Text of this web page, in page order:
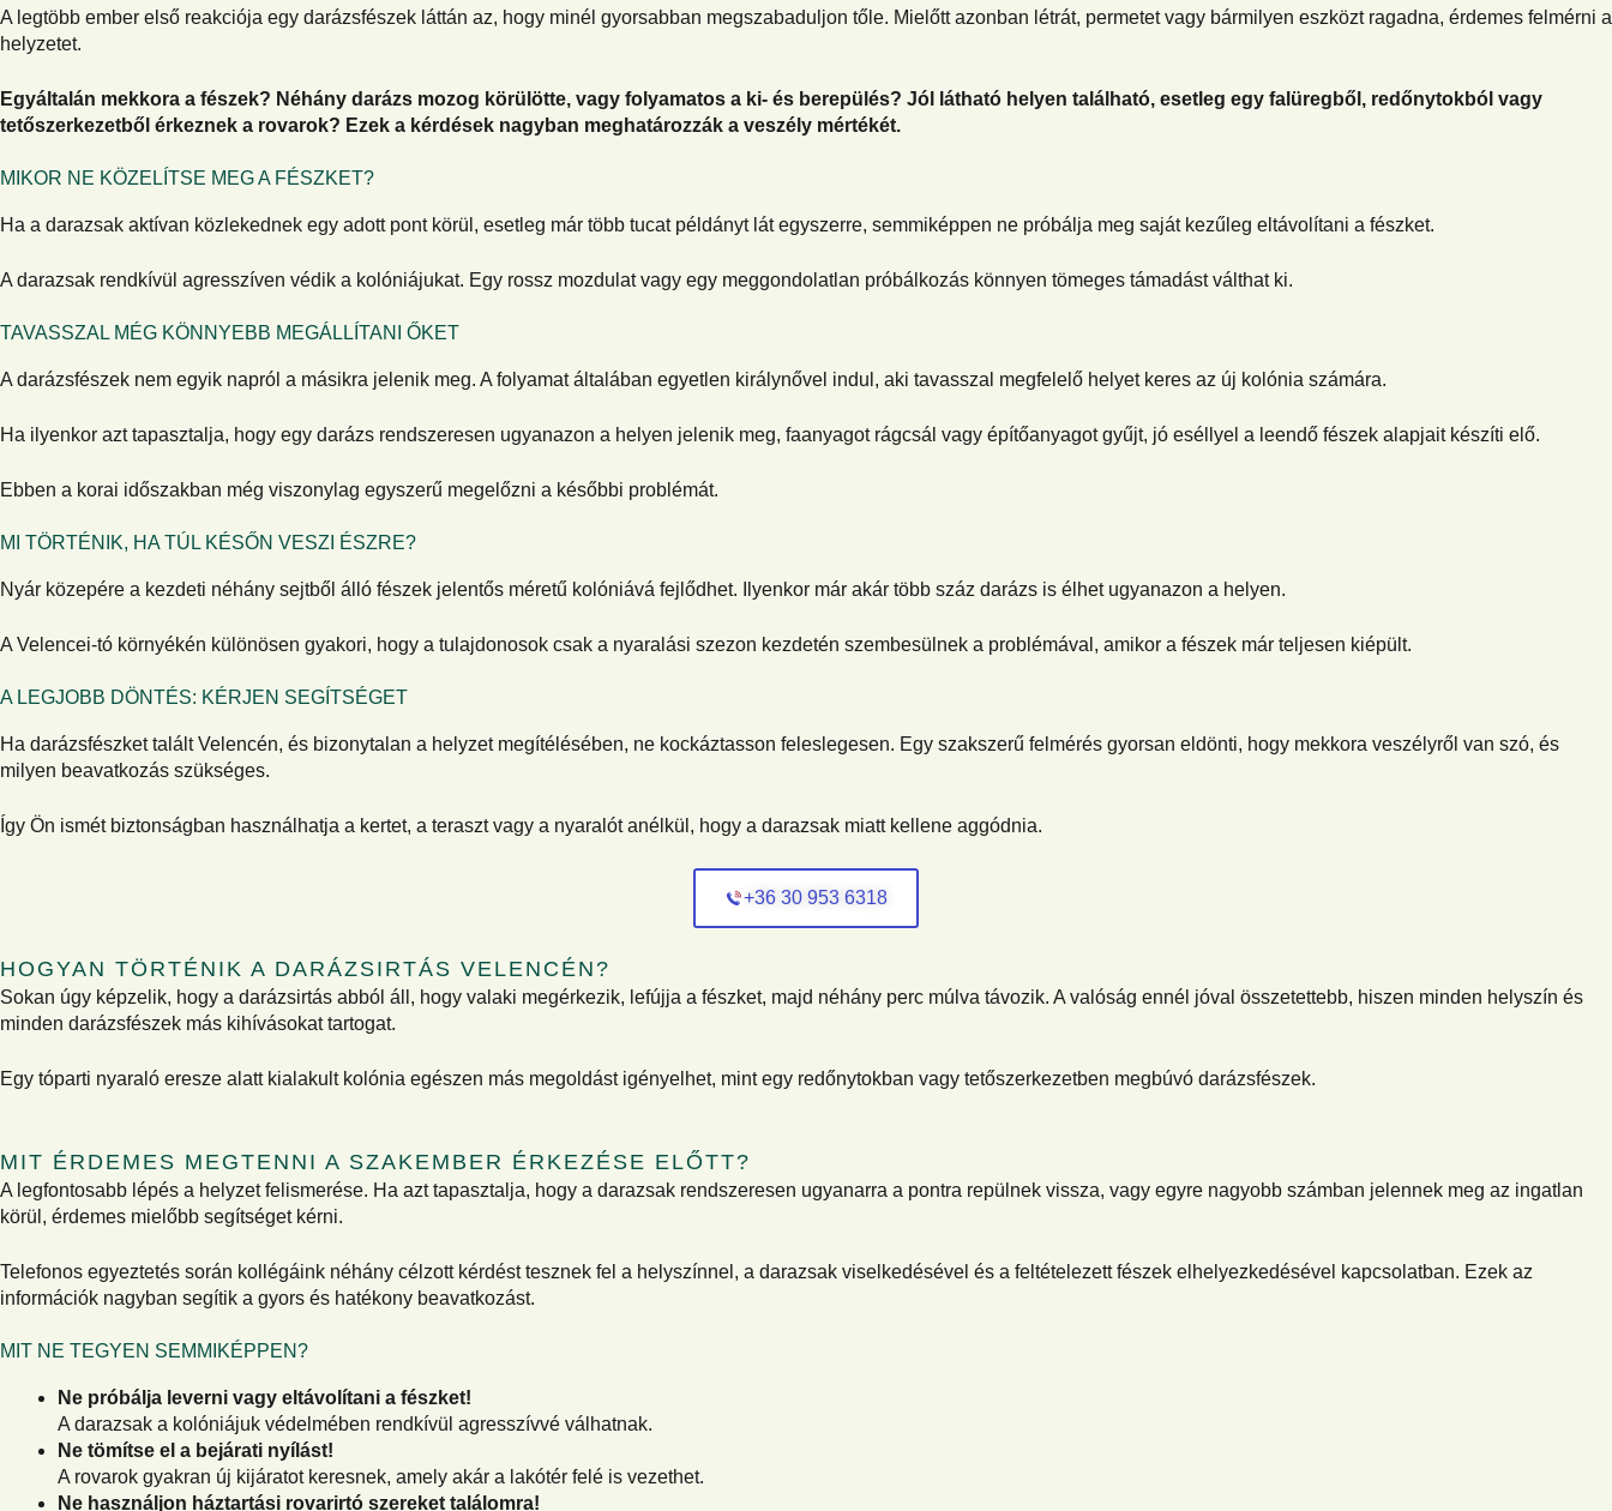
A legtöbb ember első reakciója egy darázsfészek láttán az, hogy minél gyorsabban megszabaduljon tőle. Mielőtt azonban létrát, permetet vagy bármilyen eszközt ragadna, érdemes felmérni a
helyzetet.
Egyáltalán mekkora a fészek? Néhány darázs mozog körülötte, vagy folyamatos a ki- és berepülés? Jól látható helyen található, esetleg egy falüregből, redőnytokból vagy
tetőszerkezetből érkeznek a rovarok? Ezek a kérdések nagyban meghatározzák a veszély mértékét.
MIKOR NE KÖZELÍTSE MEG A FÉSZKET?
Ha a darazsak aktívan közlekednek egy adott pont körül, esetleg már több tucat példányt lát egyszerre, semmiképpen ne próbálja meg saját kezűleg eltávolítani a fészket.
A darazsak rendkívül agresszíven védik a kolóniájukat. Egy rossz mozdulat vagy egy meggondolatlan próbálkozás könnyen tömeges támadást válthat ki.
TAVASSZAL MÉG KÖNNYEBB MEGÁLLÍTANI ŐKET
A darázsfészek nem egyik napról a másikra jelenik meg. A folyamat általában egyetlen királynővel indul, aki tavasszal megfelelő helyet keres az új kolónia számára.
Ha ilyenkor azt tapasztalja, hogy egy darázs rendszeresen ugyanazon a helyen jelenik meg, faanyagot rágcsál vagy építőanyagot gyűjt, jó eséllyel a leendő fészek alapjait készíti elő.
Ebben a korai időszakban még viszonylag egyszerű megelőzni a későbbi problémát.
MI TÖRTÉNIK, HA TÚL KÉSŐN VESZI ÉSZRE?
Nyár közepére a kezdeti néhány sejtből álló fészek jelentős méretű kolóniává fejlődhet. Ilyenkor már akár több száz darázs is élhet ugyanazon a helyen.
A Velencei-tó környékén különösen gyakori, hogy a tulajdonosok csak a nyaralási szezon kezdetén szembesülnek a problémával, amikor a fészek már teljesen kiépült.
A LEGJOBB DÖNTÉS: KÉRJEN SEGÍTSÉGET
Ha darázsfészket talált Velencén, és bizonytalan a helyzet megítélésében, ne kockáztasson feleslegesen. Egy szakszerű felmérés gyorsan eldönti, hogy mekkora veszélyről van szó, és
milyen beavatkozás szükséges.
Így Ön ismét biztonságban használhatja a kertet, a teraszt vagy a nyaralót anélkül, hogy a darazsak miatt kellene aggódnia.
+36 30 953 6318
HOGYAN TÖRTÉNIK A DARÁZSIRTÁS VELENCÉN?
Sokan úgy képzelik, hogy a darázsirtás abból áll, hogy valaki megérkezik, lefújja a fészket, majd néhány perc múlva távozik. A valóság ennél jóval összetettebb, hiszen minden helyszín és
minden darázsfészek más kihívásokat tartogat.
Egy tóparti nyaraló eresze alatt kialakult kolónia egészen más megoldást igényelhet, mint egy redőnytokban vagy tetőszerkezetben megbúvó darázsfészek.
MIT ÉRDEMES MEGTENNI A SZAKEMBER ÉRKEZÉSE ELŐTT?
A legfontosabb lépés a helyzet felismerése. Ha azt tapasztalja, hogy a darazsak rendszeresen ugyanarra a pontra repülnek vissza, vagy egyre nagyobb számban jelennek meg az ingatlan
körül, érdemes mielőbb segítséget kérni.
Telefonos egyeztetés során kollégáink néhány célzott kérdést tesznek fel a helyszínnel, a darazsak viselkedésével és a feltételezett fészek elhelyezkedésével kapcsolatban. Ezek az
információk nagyban segítik a gyors és hatékony beavatkozást.
MIT NE TEGYEN SEMMIKÉPPEN?
Ne próbálja leverni vagy eltávolítani a fészket!
A darazsak a kolóniájuk védelmében rendkívül agresszívvé válhatnak.
Ne tömítse el a bejárati nyílást!
A rovarok gyakran új kijáratot keresnek, amely akár a lakótér felé is vezethet.
Ne használjon háztartási rovarirtó szereket találomra!